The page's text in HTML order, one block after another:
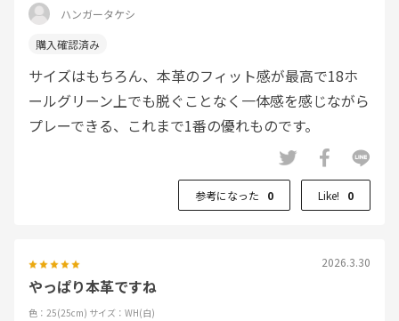
ハンガータケシ
サイズはもちろん、本革のフィット感が最高で18ホ
ールグリーン上でも脱ぐことなく一体感を感じながら
プレーできる、これまで1番の優れものです。
参考になった 0 Like! 0
2026.3.30
やっぱり本革ですね
色：25(25cm) サイズ：WH(白)